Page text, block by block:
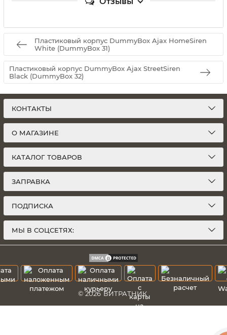
Пластиковый корпус DummyBox Ajax HomeSiren
White (DummyBox 31)
Пластиковый корпус DummyBox Ajax StreetSiren
Black (DummyBox 32)
КОНТАКТЫ
О МАГАЗИНЕ
КАТАЛОГ ТОВАРОВ
ЗАПРАВКА
ПОДПИСКА
МЫ В СОЦСЕТЯХ:
© 2026 ВИТРАТНИК